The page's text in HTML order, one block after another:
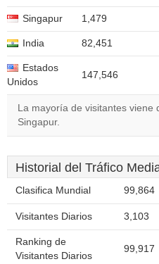
Singapur 1,479
India 82,451
Estados
Unidos
147,546
La mayoría de visitantes viene
Singapur.
Historial del Tráfico
Clasifica Mundial 99,864
Visitantes Diarios 3,103
Ranking de
Visitantes Diarios
99,917